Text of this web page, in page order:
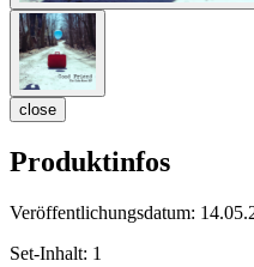
close
Produktinfos
Veröffentlichungsdatum:
Set-Inhalt: 1